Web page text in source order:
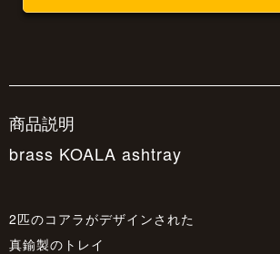
商品説明
brass KOALA ashtray
2匹のコアラがデザインされた
真鍮製のトレイ